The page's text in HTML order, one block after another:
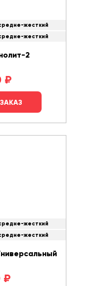
жесткий
жесткий
2
₽
жесткий
жесткий
₽